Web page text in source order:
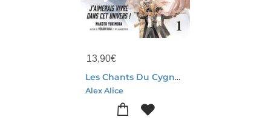
13,90€
Les Chants Du Cygne Noir T1
Alex Alice